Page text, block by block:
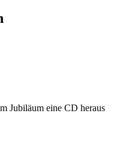
Jubiläum eine CD heraus